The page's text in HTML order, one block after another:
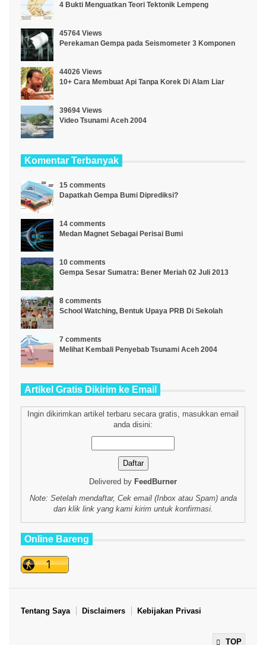
4 Bukti Menguatkan Teori Tektonik Lempeng
45764 Views
Perekaman Gempa pada Seismometer 3 Komponen
44026 Views
10+ Cara Membuat Api Tanpa Korek Di Alam Liar
39694 Views
Video Tsunami Aceh 2004
Komentar Terbanyak
15 comments
Dapatkah Gempa Bumi Diprediksi?
14 comments
Medan Magnet Sebagai Perisai Bumi
10 comments
Gempa Sesar Sumatra: Bener Meriah 02 Juli 2013
8 comments
School Watching, Bentuk Upaya PRB Di Sekolah
7 comments
Melihat Kembali Penyebab Tsunami Aceh 2004
Artikel Gratis Dikirim ke Email
Ingin dikirimkan artikel terbaru secara gratis, masukkan email
anda disini:
Delivered by FeedBurner
Note: Setelah mendaftar, Cek email (Inbox atau Spam) anda
dan klik link yang kami kirim untuk konfirmasi.
Online Bareng
Tentang Saya Disclaimers Kebijakan Privasi
TOP